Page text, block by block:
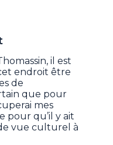
il est
endroit être
de
que pour
mes
pour qu’il y ait
vue culturel à